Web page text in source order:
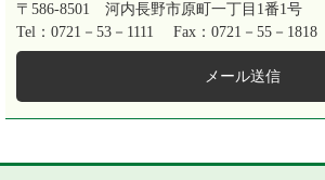
〒586-8501
河内長野市原町一丁目1番1号
Tel：0721－53－1111
Fax：0721－55－1818
メール送信